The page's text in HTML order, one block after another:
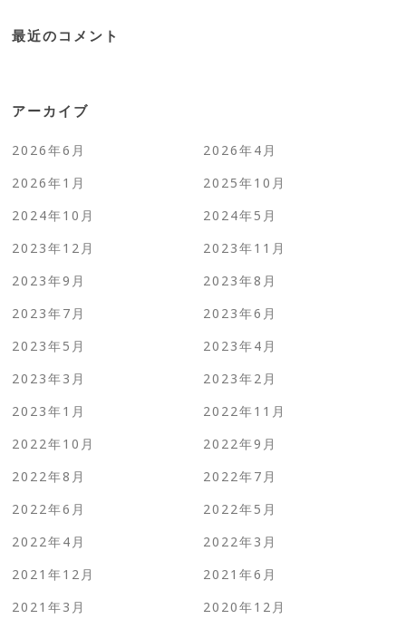
最近のコメント
アーカイブ
2026年6月
2026年4月
2026年1月
2025年10月
2024年10月
2024年5月
2023年12月
2023年11月
2023年9月
2023年8月
2023年7月
2023年6月
2023年5月
2023年4月
2023年3月
2023年2月
2023年1月
2022年11月
2022年10月
2022年9月
2022年8月
2022年7月
2022年6月
2022年5月
2022年4月
2022年3月
2021年12月
2021年6月
2021年3月
2020年12月